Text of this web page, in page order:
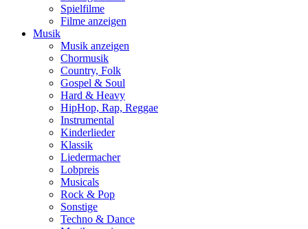
Spielfilme
Filme anzeigen
Musik
Musik anzeigen
Chormusik
Country, Folk
Gospel & Soul
Hard & Heavy
HipHop, Rap, Reggae
Instrumental
Kinderlieder
Klassik
Liedermacher
Lobpreis
Musicals
Rock & Pop
Sonstige
Techno & Dance